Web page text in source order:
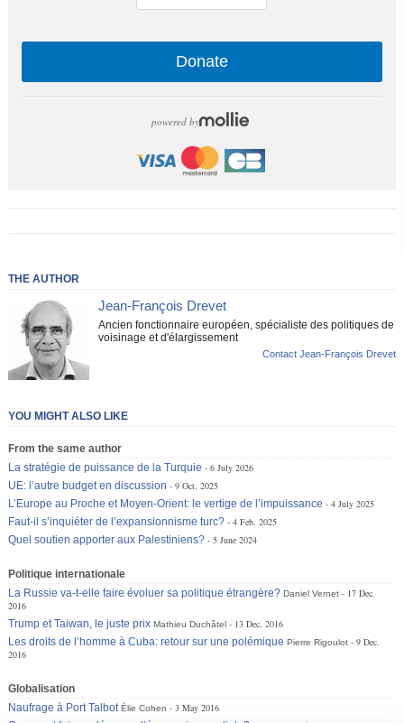
Donate
powered by
THE AUTHOR
Jean-François Drevet
Ancien fonctionnaire européen, spécialiste des politiques de
voisinage et d'élargissement
Contact Jean-François Drevet
YOU MIGHT ALSO LIKE
From the same author
La stratégie de puissance de la Turquie
6 July 2026
UE: l’autre budget en discussion
9 Oct. 2025
L’Europe au Proche et Moyen-Orient: le vertige de l’impuissance
4 July 2025
Faut-il s’inquiéter de l’expansionnisme turc?
4 Feb. 2025
Quel soutien apporter aux Palestiniens?
5 June 2024
Politique internationale
La Russie va-t-elle faire évoluer sa politique étrangère? Daniel Vernet
17 Dec.
2016
Trump et Taiwan, le juste prix Mathieu Duchâtel
13 Dec. 2016
Les droits de l’homme à Cuba: retour sur une polémique Pierre Rigoulot
9 Dec.
2016
Globalisation
Naufrage à Port Talbot Élie Cohen
3 May 2016